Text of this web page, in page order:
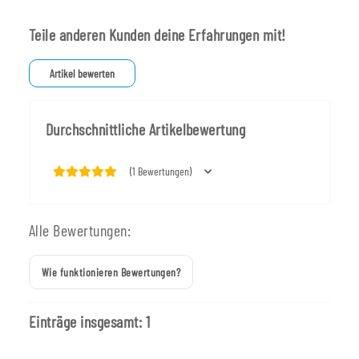
Durchschnittliche Artikelbewertung
(1 Bewertungen)
Teile anderen Kunden deine Erfahrungen mit!
Artikel bewerten
Alle Bewertungen:
Wie funktionieren Bewertungen?
Einträge insgesamt: 1